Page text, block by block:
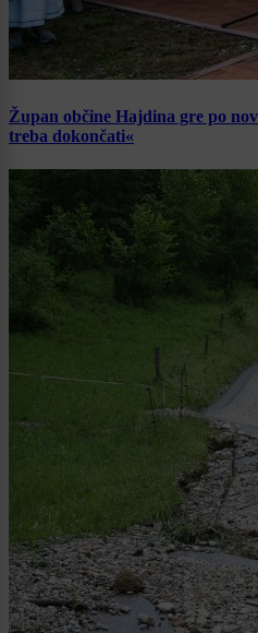
Župan občine Hajdina gre po
treba dokončati«